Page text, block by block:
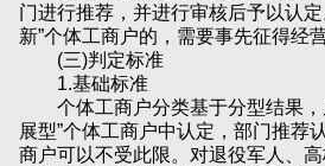
门进行推荐，并进行审核后予以认
新”个体工商户的，需要事先征得经
(三)判定标准
1.基础标准
个体工商户分类基于分型结果，
展型”个体工商户中认定，部门推荐
商户可以不受此限。对退役军人、